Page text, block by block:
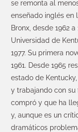
se remonta al
enseñado inglés en
Bronx, desde 1962
Universidad de
1977. Su primera
1961. Desde 1965
estado de
y trabajando con
compró y que ha
y, aunque es un
dramáticos